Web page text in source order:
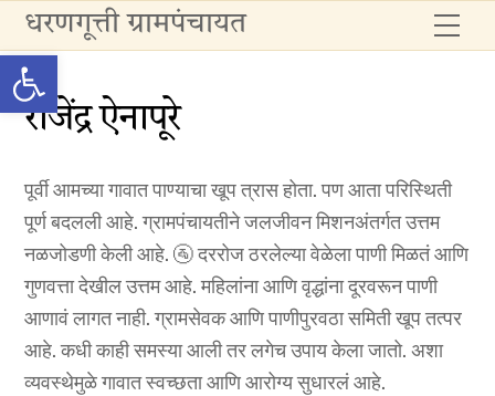
Open toolbar
Skip
to
content
धरणगूत्ती ग्रामपंचायत
राजेंद्र ऐनापूरे
पूर्वी आमच्या गावात पाण्याचा खूप त्रास होता. पण आता परिस्थिती
पूर्ण बदलली आहे. ग्रामपंचायतीने जलजीवन मिशनअंतर्गत उत्तम
नळजोडणी केली आहे. 🚰 दररोज ठरलेल्या वेळेला पाणी मिळतं आणि
गुणवत्ता देखील उत्तम आहे. महिलांना आणि वृद्धांना दूरवरून पाणी
आणावं लागत नाही. ग्रामसेवक आणि पाणीपुरवठा समिती खूप तत्पर
आहे. कधी काही समस्या आली तर लगेच उपाय केला जातो. अशा
व्यवस्थेमुळे गावात स्वच्छता आणि आरोग्य सुधारलं आहे.